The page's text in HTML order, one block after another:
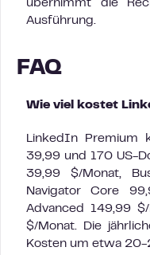
übernimmt die
Ausführung.
FAQ
Wie viel kostet
LinkedIn Premium
39,99 und 170 US-
39,99 $/Monat,
Navigator Core
Advanced 149,99
$/Monat. Die
Kosten um etwa 20-